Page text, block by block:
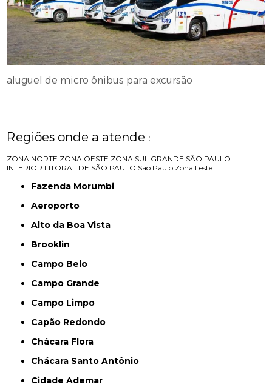
aluguel de micro ônibus para excursão
Regiões onde a atende :
ZONA NORTE ZONA OESTE ZONA SUL GRANDE SÃO PAULO
INTERIOR LITORAL DE SÃO PAULO São Paulo Zona Leste
Fazenda Morumbi
Aeroporto
Alto da Boa Vista
Brooklin
Campo Belo
Campo Grande
Campo Limpo
Capão Redondo
Chácara Flora
Chácara Santo Antônio
Cidade Ademar